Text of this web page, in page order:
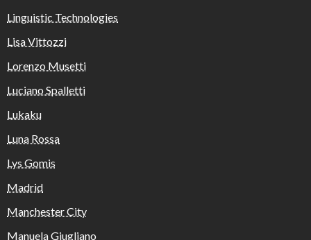
Linguistic Technologies
Lisa Vittozzi
Lorenzo Musetti
Luciano Spalletti
Lukaku
Luna Rossa
Lys Gomis
Madrid
Manchester City
Manuela Giugliano